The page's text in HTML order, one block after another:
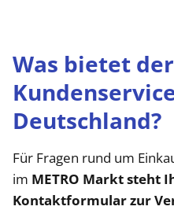
Was bietet der
Deutschland?
Für Fragen rund um
im METRO Markt steht
Kontaktformular zur